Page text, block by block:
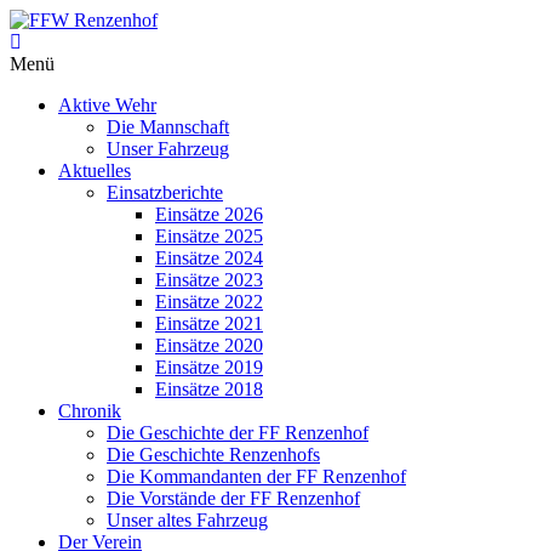
Zum
Inhalt
springen
FFW
Renzenhof
Löschen
Menü
Aktive Wehr
Die Mannschaft
Unser Fahrzeug
Aktuelles
Einsatzberichte
Einsätze 2026
Einsätze 2025
Einsätze 2024
Einsätze 2023
Einsätze 2022
Einsätze 2021
Einsätze 2020
Einsätze 2019
Einsätze 2018
Chronik
Die Geschichte der FF Renzenhof
Die Geschichte Renzenhofs
Die Kommandanten der FF Renzenhof
Die Vorstände der FF Renzenhof
Unser altes Fahrzeug
Der Verein